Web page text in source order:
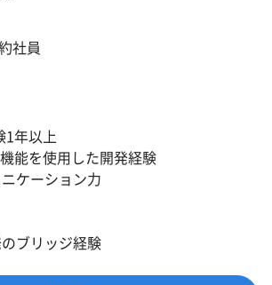
社員
1年以上
能を使用した開発経験
ケーション力
ブリッジ経験